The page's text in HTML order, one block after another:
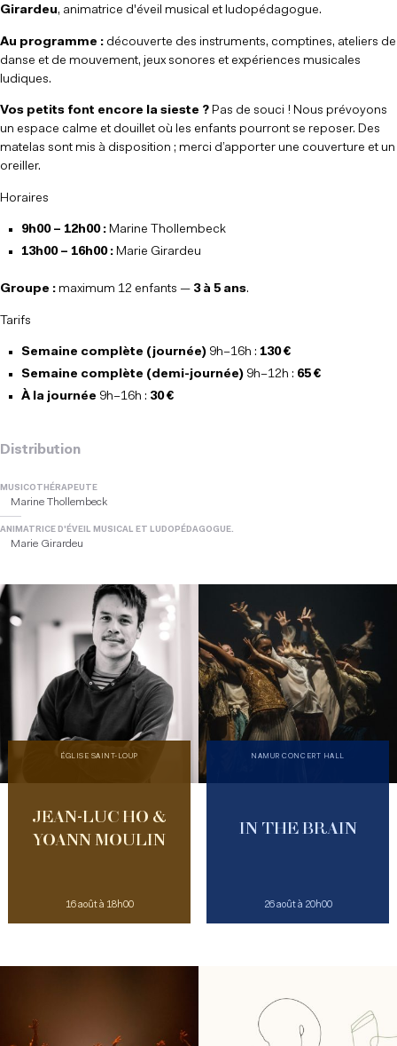
Girardeu, animatrice d'éveil musical et ludopédagogue.
Au programme : découverte des instruments, comptines, ateliers de
danse et de mouvement, jeux sonores et expériences musicales
ludiques.
Vos petits font encore la sieste ? Pas de souci ! Nous prévoyons
un espace calme et douillet où les enfants pourront se reposer. Des
matelas sont mis à disposition ; merci d’apporter une couverture et un
oreiller.
Horaires
9h00 – 12h00 : Marine Thollembeck
13h00 – 16h00 : Marie Girardeu
Groupe : maximum 12 enfants — 3 à 5 ans.
Tarifs
Semaine complète (journée) 9h–16h : 130 €
Semaine complète (demi-journée) 9h–12h : 65 €
À la journée 9h–16h : 30 €
Distribution
MUSICOTHÉRAPEUTE
Marine Thollembeck
ANIMATRICE D'ÉVEIL MUSICAL ET LUDOPÉDAGOGUE.
Marie Girardeu
ÉGLISE SAINT-LOUP
JEAN-LUC HO &
YOANN MOULIN
16 août à 18h00
NAMUR CONCERT HALL
IN THE BRAIN
26 août à 20h00